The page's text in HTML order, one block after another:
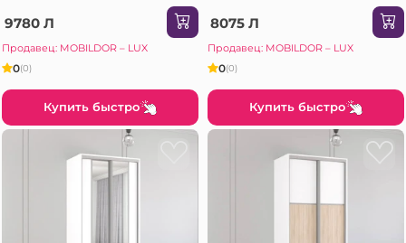
блестящий
9780 Л
Продавец: MOBILDOR – LUX
0(0)
Купить быстро
8075 Л
Продавец: MOBILDOR – LUX
0(0)
Купить быстро